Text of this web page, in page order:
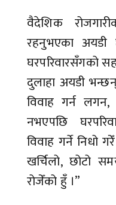
वैदेशिक
रहनुभएका अयडी
घरपरिवारसँगको
दुलाहा अयडी
विवाह गर्न
नभएपछि
विवाह गर्ने निधो
खर्चिलो, छोटो
रोजेँको हुँ ।”